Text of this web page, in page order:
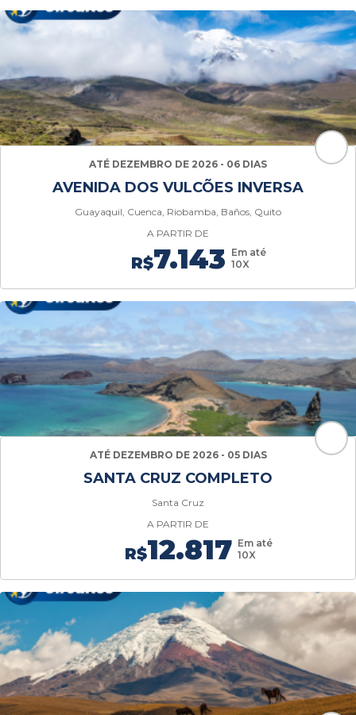
ATÉ DEZEMBRO DE 2026 - 06 DIAS
AVENIDA DOS VULCÕES INVERSA
Guayaquil, Cuenca, Riobamba, Baños, Quito
A PARTIR DE
R$7.143 Em até
10X
ATÉ DEZEMBRO DE 2026 - 05 DIAS
SANTA CRUZ COMPLETO
Santa Cruz
A PARTIR DE
R$12.817 Em até
10X